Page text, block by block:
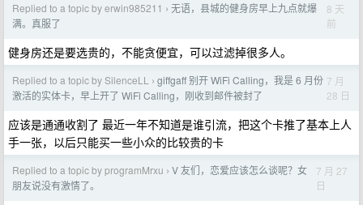
Replied to a topic by erwin985211 › 无语，县城的健身房早上九点就爆
满。真服了
8 天
前
健身房还是要选贵的，不能贪便宜，可以过滤掉很多人。
Replied to a topic by SilenceLL › giffgaff 别开 WiFi Calling，我是 6 月份
激活的实体卡，早上开了 WiFi Calling，刚收到邮件被封了
7 月
28 日
应该是通通收割了 最近一年不知道是谁引流，把这个卡推了基本上人
手一张，以后只能买一些小众的比较贵的卡
Replied to a topic by programMrxu › V 友们，恋爱应该怎么谈呢？女
朋友说没有激情了。
7 月 27
日